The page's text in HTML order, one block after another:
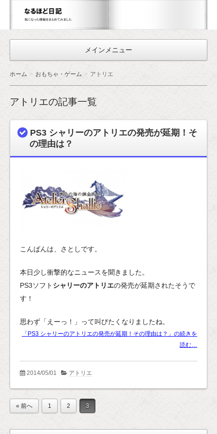
な
る
ほ
日
記
メインメニュー
ホーム おもちゃ・ゲーム アトリエ
アトリエの記事一覧
PS3 シャリーのアトリエの発売が延期！そ
の理由は？
こんばんは、さとしです。
本日少し衝撃的なニュースを聞きました。
PS3ソフト シャリーのアトリエの発売が延期されたそうで
す！
思わず「えーっ！」って叫びたくなりましたね。
「PS3 シャリーのアトリエの発売が延期！その理由は？」の続きを
読む…
2014/05/01 アトリエ
« 前へ 1 2 3